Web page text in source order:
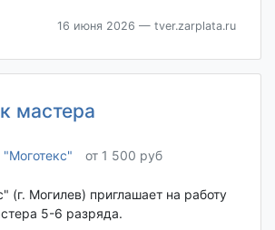
16 июня 2026 — tver.zarplata.ru
мастера
от 1 500 руб
(г. Могилев) приглашает на работу
5-6 разряда.